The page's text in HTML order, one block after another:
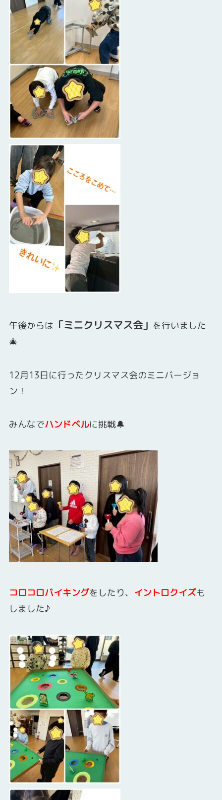
午後からは 「ミニクリスマス会」 を行いました
🎄
12月13日に行ったクリスマス会のミニバージョ
ン！
みんなでハンドベルに挑戦🔔
コロコロバイキングをしたり、 イントロクイズも
しました♪